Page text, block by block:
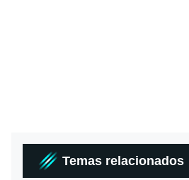
Temas relacionados